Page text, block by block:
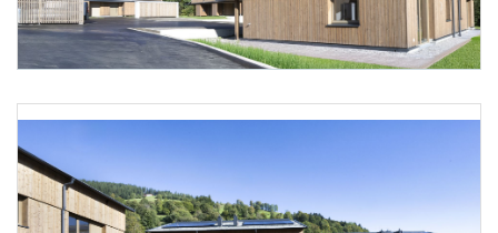
Foto 2: NHT/Karg